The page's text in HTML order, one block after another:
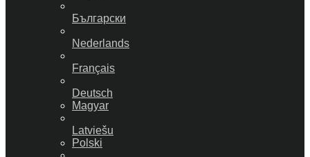
Български
Nederlands
Français
Deutsch
Magyar
Latviešu
Polski